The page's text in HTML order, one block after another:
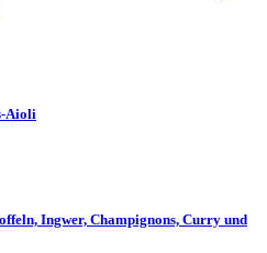
Aioli
Ingwer, Champignons, Curry und